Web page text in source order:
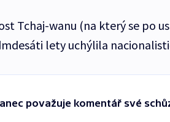
Tchaj-wanu (na který se po
lety uchýlila
považuje komentář své